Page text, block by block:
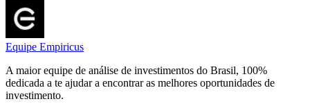
Equipe Empiricus
A maior equipe de análise de investimentos do Brasil, 100%
dedicada a te ajudar a encontrar as melhores oportunidades de
investimento.